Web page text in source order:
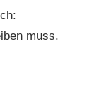
muss.